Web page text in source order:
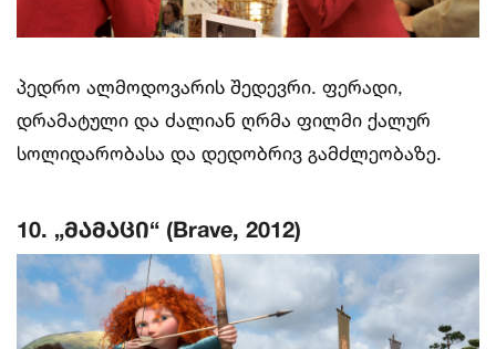
პედრო ალმოდოვარის შედევრი. ფერადი,
დრამატული და ძალიან ღრმა ფილმი ქალურ
სოლიდარობასა და დედობრივ გამძლეობაზე.
10. „მამაცი“ (Brave, 2012)